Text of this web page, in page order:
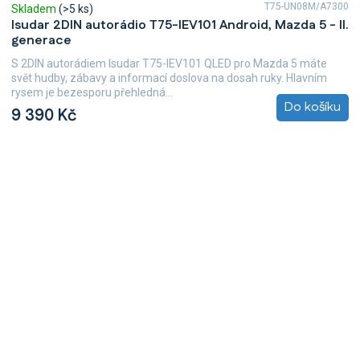
Isudar 2DIN autorádio T75-IEV101 Android, Mazda 5 - II.
generace
Skladem (>5 ks)
9 390 Kč Do košíku
S 2DIN autorádiem Isudar T75-IEV101 QLED pro Mazda 5 máte
svět hudby, zábavy a informací doslova na dosah ruky. Hlavním
rysem je bezesporu přehledná...
T75-UN08M/A7300